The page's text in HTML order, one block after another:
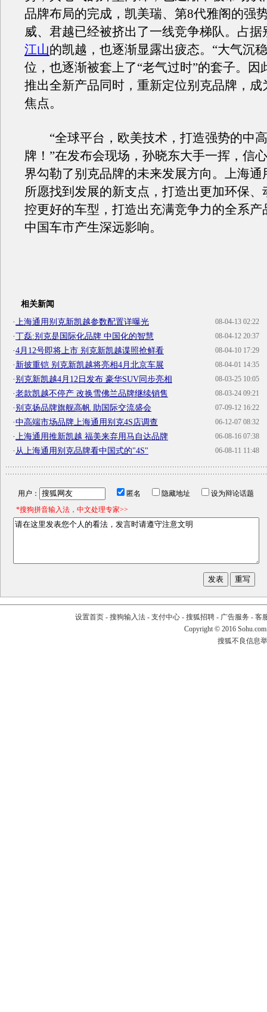
品牌布局的完成，凯美瑞、第8代雅阁的强
威、君越已经被挤出了一线竞争梯队。占据
江山的凯越，也逐渐显露出疲态。“大气沉
位，也逐渐被套上了“老气过时”的套子。因
推出全新产品同时，重新定位别克品牌，成
焦点。
“全球平台，欧美技术，打造强势的中
牌！”在发布会现场，孙晓东大手一挥，信
界勾勒了别克品牌的未来发展方向。上海通
所愿找到发展的新支点，打造出更加环保、
控更好的车型，打造出充满竞争力的全系产
中国车市产生深远影响。
相关新闻
08-04-13 02:22
· 上海通用别克新凯越参数配置详曝光
08-04-12 20:37
·丁磊:别克是国际化品牌 中国化的智慧
08-04-10 17:29
·4月12号即将上市 别克新凯越谍照抢鲜看
08-04-01 14:35
·新披重铠 别克新凯越将亮相4月北京车展
08-03-25 10:05
·别克新凯越4月12日发布 豪华SUV同步亮相
08-03-24 09:21
·老款凯越不停产 改换雪佛兰品牌继续销售
07-09-12 16:22
·别克扬品牌旗舰高帆 助国际交流盛会
06-12-07 08:32
·中高端市场品牌上海通用别克4S店调查
06-08-16 07:38
· 上海通用推新凯越 福美来弃用马自达品牌
06-08-11 11:48
· 从上海通用别克品牌看中国式的"4S"
用户： 匿名 隐藏地址
设为辩论话题
*搜狗拼音输入法，中文处理专家>>
设置首页- 搜狗输入法- 支付中心- 搜狐招聘- 广告服务 - 客
Copyright © 2016
搜狐不良信息